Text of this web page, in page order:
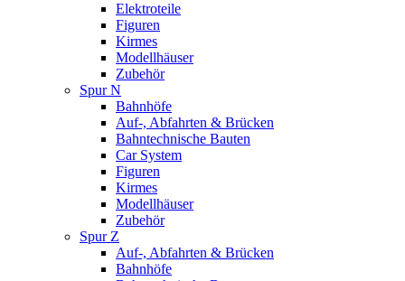
Elektroteile
Figuren
Kirmes
Modellhäuser
Zubehör
Spur N
Bahnhöfe
Auf-, Abfahrten & Brücken
Bahntechnische Bauten
Car System
Figuren
Kirmes
Modellhäuser
Zubehör
Spur Z
Auf-, Abfahrten & Brücken
Bahnhöfe